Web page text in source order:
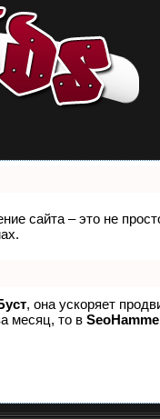
сайта – это не
, она ускоряет
месяц, то в